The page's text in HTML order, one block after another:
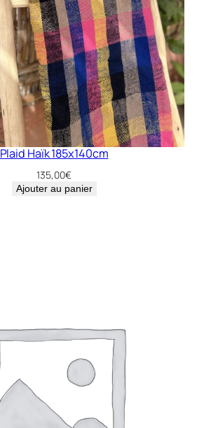
Plaid Haïk 185x140cm
135,00€
Ajouter au panier